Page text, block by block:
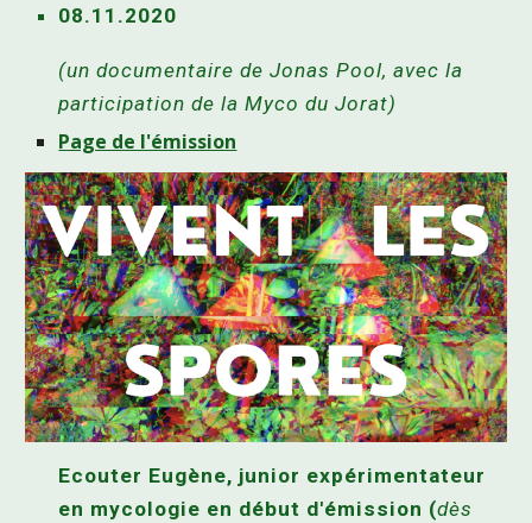
08.11.2020
(un documentaire de Jonas Pool, avec la
participation de la Myco du Jorat)
Page de l'émission
Ecouter Eugène, junior expérimentateur
en mycologie en début d'émission (dès